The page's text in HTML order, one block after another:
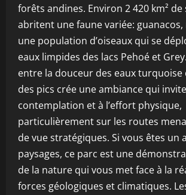
forêts andines. Environ 2 420 km²
abritent une faune variée:
une population d’oiseaux qui se
eaux limpides des lacs Pehoé et
entre la douceur des eaux turquoise
des pics crée une ambiance qui
contemplation et à l’effort physique,
particulièrement sur les routes
de vue stratégiques. Si vous êtes un
paysages, ce parc est une
de la nature qui vous met face à la
forces géologiques et climatiques.